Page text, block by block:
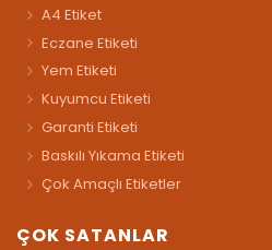
A4 Etiket
Eczane Etiketi
Yem Etiketi
Kuyumcu Etiketi
Garanti Etiketi
Baskılı Yıkama Etiketi
Çok Amaçlı Etiketler
ÇOK SATANLAR